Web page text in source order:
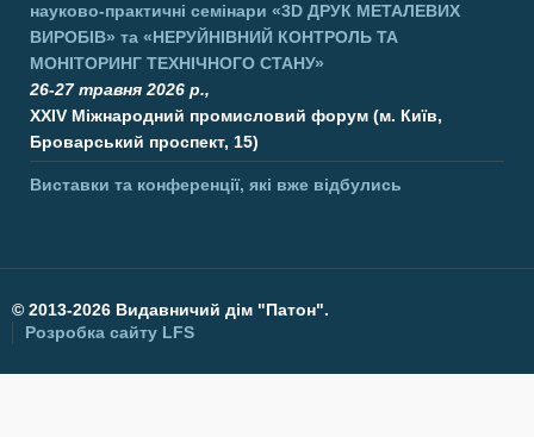
науково-практичні семінари «3D ДРУК МЕТАЛЕВИХ
ВИРОБІВ» та «НЕРУЙНІВНИЙ КОНТРОЛЬ ТА
МОНІТОРИНГ ТЕХНІЧНОГО СТАНУ»
26-27 травня 2026 р.,
XXIV Міжнародний промисловий форум (м. Київ,
Броварський проспект, 15)
Виставки та конференції, які вже відбулись
© 2013-2026 Видавничий дім "Патон".
Розробка сайту LFS